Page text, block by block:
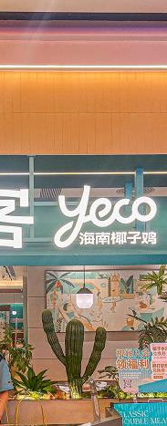
友过
孩子
并且
，也
个给